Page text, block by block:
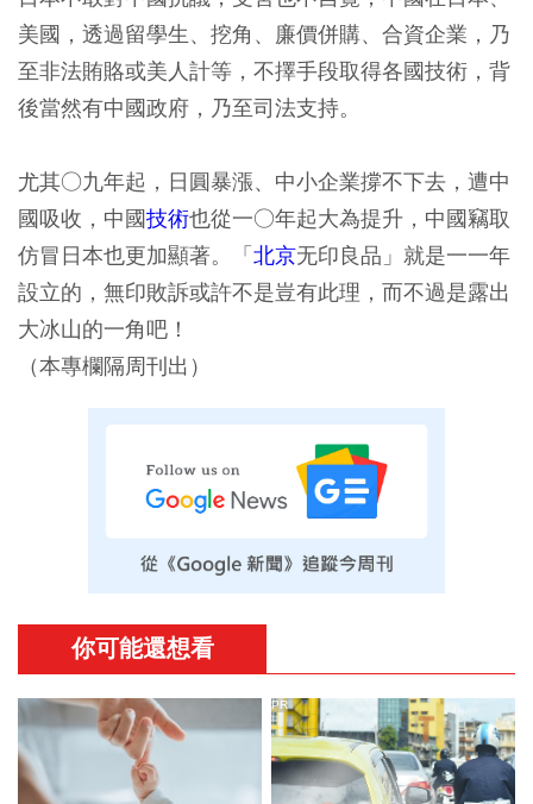
美國，透過留學生、挖角、廉價併購、合資企業，乃
至非法賄賂或美人計等，不擇手段取得各國技術，背
後當然有中國政府，乃至司法支持。
尤其○九年起，日圓暴漲、中小企業撐不下去，遭中
國吸收，中國技術也從一○年起大為提升，中國竊取
仿冒日本也更加顯著。「北京无印良品」就是一一年
設立的，無印敗訴或許不是豈有此理，而不過是露出
大冰山的一角吧！
（本專欄隔周刊出）